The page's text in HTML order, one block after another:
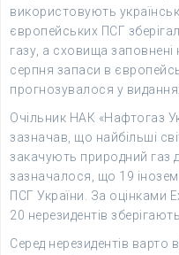
використовують
європейських ПСГ
газу, а сховища
серпня запаси в
прогнозувалося у
Очільник НАК «Нафтогаз
зазначав, що найбільші
закачують природний газ
зазначалося, що 19
ПСГ України. За оцінками
20 нерезидентів
Серед нерезидентів варто